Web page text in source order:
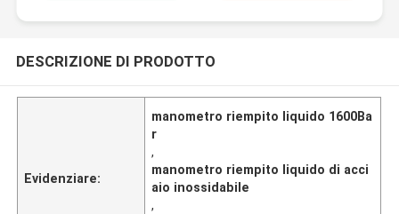
DESCRIZIONE DI PRODOTTO
Evidenziare:
manometro riempito liquido 1600Ba
r
,
manometro riempito liquido di acci
aio inossidabile
,